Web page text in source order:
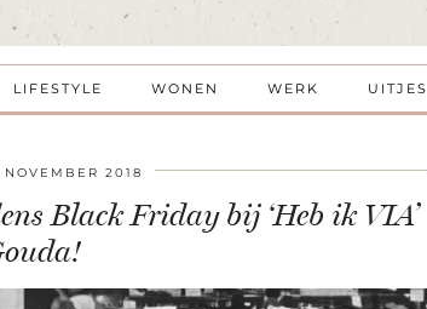
LIFESTYLE WONEN WERK UITJES
2018
Black Friday bij ‘Heb ik VIA’